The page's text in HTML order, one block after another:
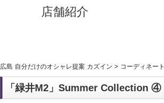
店舗紹介
広島 自分だけのオシャレ提案 カズイン > コーディネート
「緑井M2」Summer Collection ④